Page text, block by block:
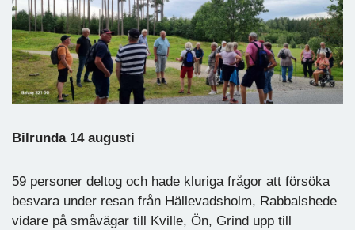
Bilrunda 14 augusti
59 personer deltog och hade kluriga frågor att försöka
besvara under resan från Hällevadsholm, Rabbalshede
vidare på småvägar till Kville, Ön, Grind upp till